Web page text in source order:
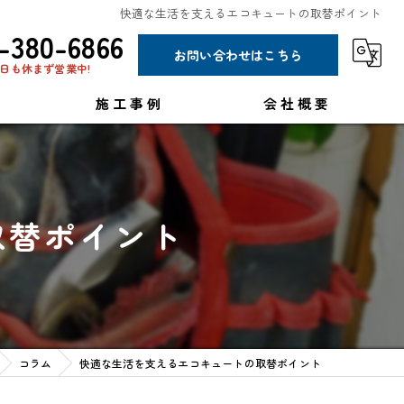
快適な生活を支えるエコキュートの取替ポイント
380-6866
も休まず営業中!
お問い合わせはこちら
施工事例 会社概要
コラム
ポイント
コラム 快適な生活を支えるエコキュートの取替ポイント